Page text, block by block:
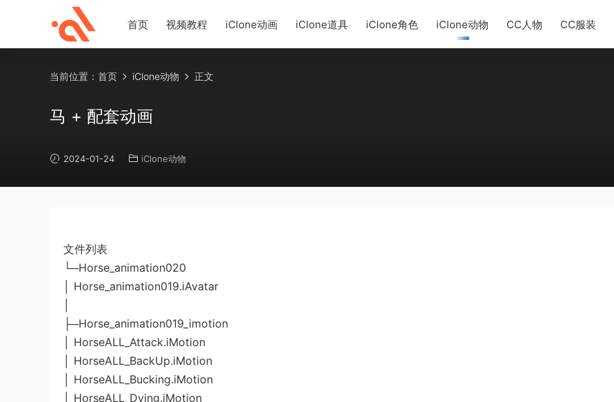
首页 视频教程 iClone动画 iClone道具 iClone角色 iClone动物 CC人物 CC服装
当前位置： 首页 iClone动物 正文
马 + 配套动画
2024-01-24 iClone动物
文件列表
└─Horse_animation020
│ Horse_animation019.iAvatar
├─Horse_animation019_imotion
│ HorseALL_Attack.iMotion
│ HorseALL_BackUp.iMotion
│ HorseALL_Bucking.iMotion
│ HorseALL_Dying.iMotion